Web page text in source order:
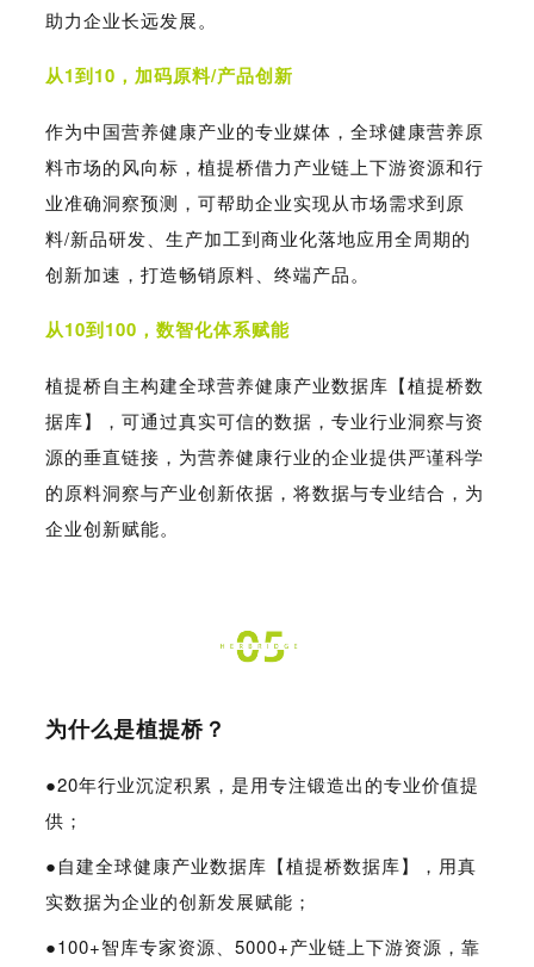
助力企业长远发展。
从1到10，加码原料/产品创新
作为中国营养健康产业的专业媒体，全球健康营养原
料市场的风向标，植提桥借力产业链上下游资源和行
业准确洞察预测，可帮助企业实现从市场需求到原
料/新品研发、生产加工到商业化落地应用全周期的
创新加速，打造畅销原料、终端产品。
从10到100，数智化体系赋能
植提桥自主构建全球营养健康产业数据库【植提桥数
据库】，可通过真实可信的数据，专业行业洞察与资
源的垂直链接，为营养健康行业的企业提供严谨科学
的原料洞察与产业创新依据，将数据与专业结合，为
企业创新赋能。
为什么是植提桥？
●20年行业沉淀积累，是用专注锻造出的专业价值提
供；
●自建全球健康产业数据库【植提桥数据库】，用真
实数据为企业的创新发展赋能；
●100+智库专家资源、5000+产业链上下游资源，靠